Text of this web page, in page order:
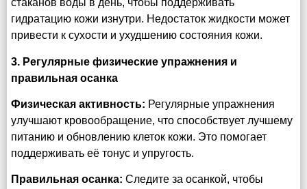
стаканов воды в день, чтобы поддерживать
гидратацию кожи изнутри. Недостаток жидкости может
привести к сухости и ухудшению состояния кожи.
3. Регулярные физические упражнения и
правильная осанка
Физическая активность: Регулярные упражнения
улучшают кровообращение, что способствует лучшему
питанию и обновлению клеток кожи. Это помогает
поддерживать её тонус и упругость.
Правильная осанка: Следите за осанкой, чтобы